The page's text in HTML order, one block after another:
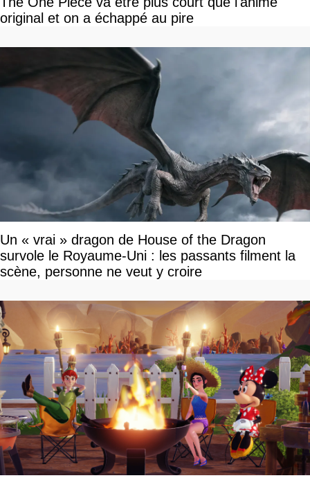
original et on a échappé au pire
Un « vrai » dragon de House of the Dragon
survole le Royaume-Uni : les passants filment la
scène, personne ne veut y croire